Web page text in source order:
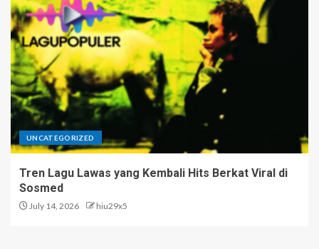
UNCATEGORIZED
Tren Lagu Lawas yang Kembali Hits Berkat Viral di
Sosmed
July 14, 2026 hiu29x5